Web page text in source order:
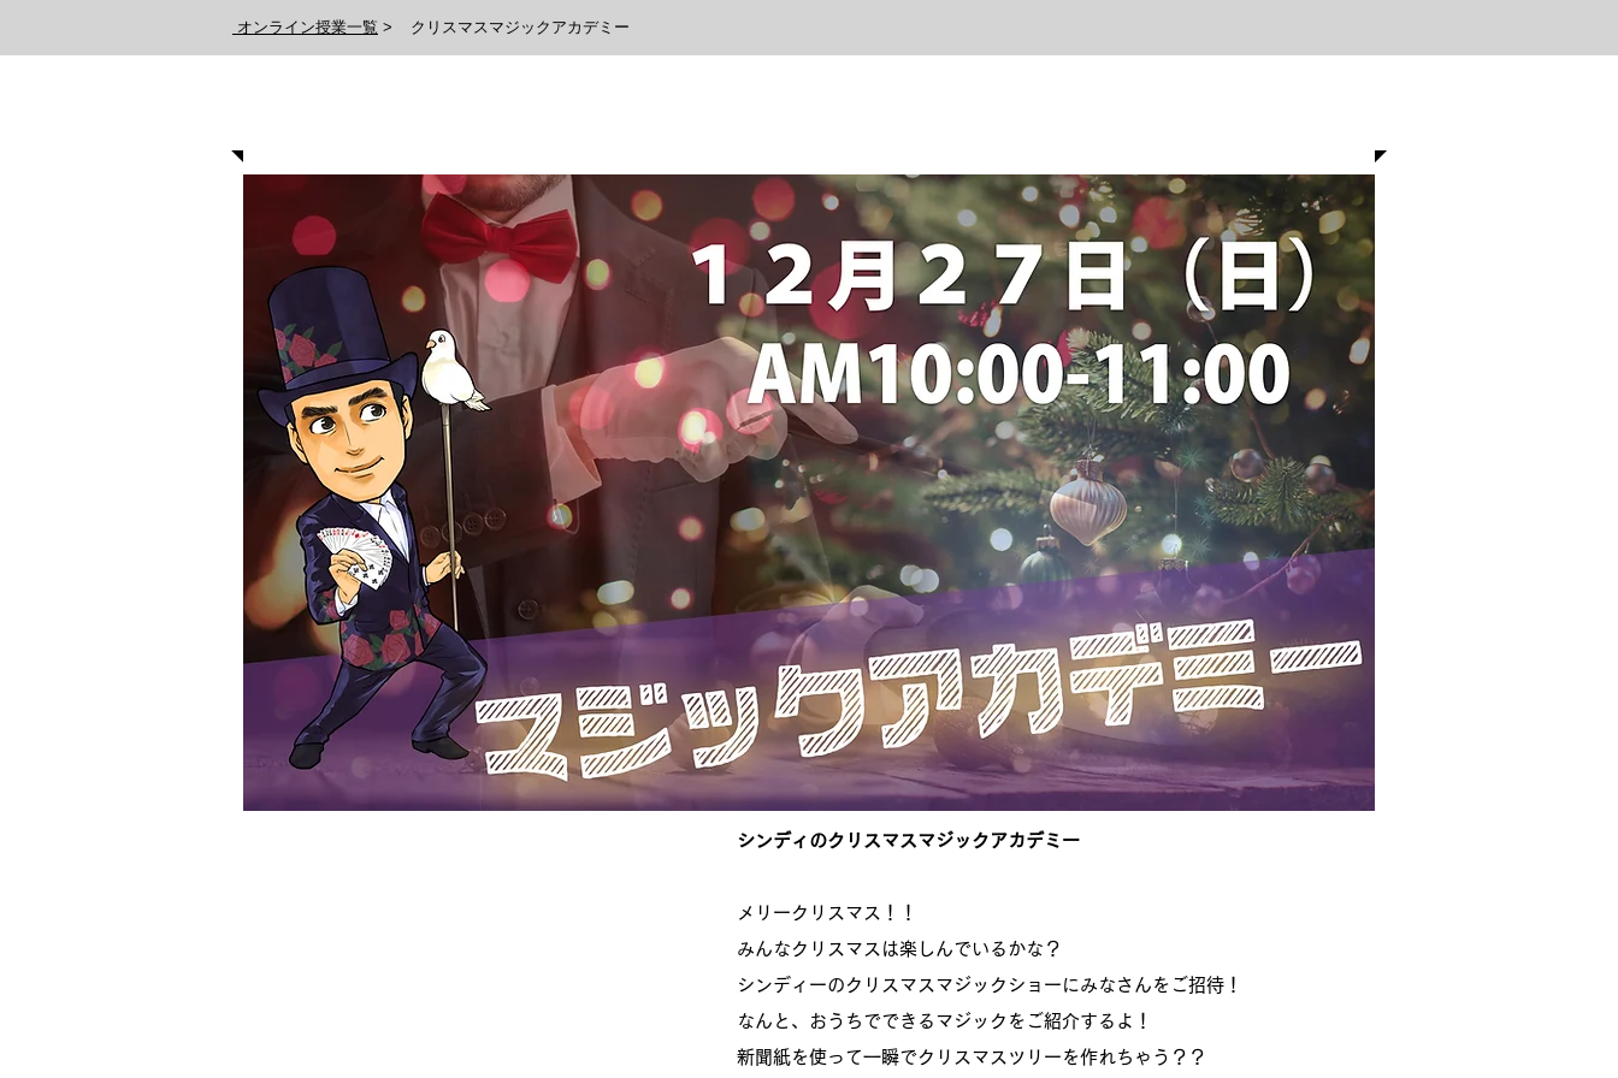
オンライン授業一覧 > クリスマスマジックアカデミー
シンディのクリスマスマジックアカデミー
メリークリスマス！！
みんなクリスマスは楽しんでいるかな？
シンディーのクリスマスマジックショーにみなさんをご招待！
なんと、おうちでできるマジックをご紹介するよ！
新聞紙を使って一瞬でクリスマスツリーを作れちゃう？？